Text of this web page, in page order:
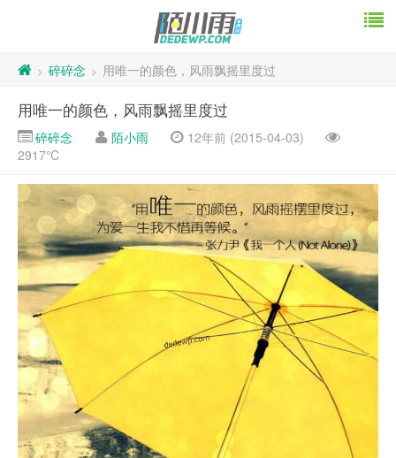
> 碎碎念 > 用唯一的颜色，风雨飘摇里度过
用唯一的颜色，风雨飘摇里度过
碎碎念 陌小雨
12年前 (2015-04-03)
2917℃